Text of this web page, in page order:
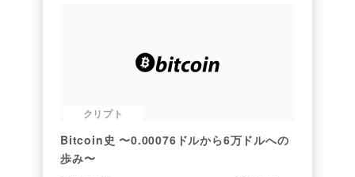
クリプト
Bitcoin史 〜0.00076ドルから6万ドルへの
歩み〜